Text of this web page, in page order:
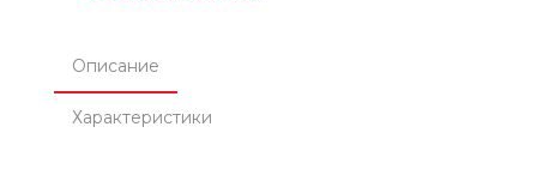
Описание
Характеристики